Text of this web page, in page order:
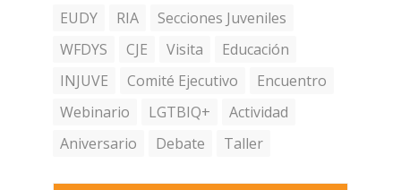
EUDY
RIA
Secciones Juveniles
WFDYS
CJE Visita
Educación
INJUVE
Comité Ejecutivo
Encuentro
Webinario
LGTBIQ+
Actividad
Aniversario
Debate Taller